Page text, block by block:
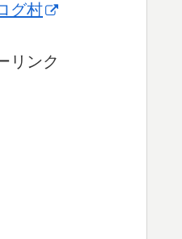
グ村
リンク